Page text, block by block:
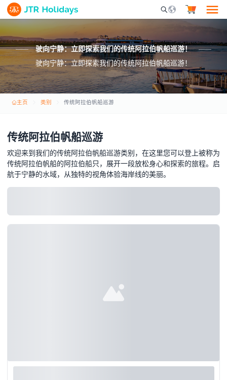
Mobile Search
驶向宁静：立即探索我们的传统阿拉伯帆船巡游！
驶向宁静：立即探索我们的传统阿拉伯帆船巡游！
主页 类别 传统阿拉伯帆船巡游
传统阿拉伯帆船巡游
欢迎来到我们的传统阿拉伯帆船巡游类别，在这里您可以登上被称为
传统阿拉伯帆船的阿拉伯船只，展开一段放松身心和探索的旅程。启
航于宁静的水域，从独特的视角体验海岸线的美丽。